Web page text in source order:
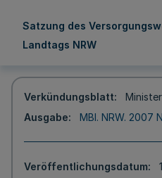
Satzung des
Landtags NRW
Verkündungsblatt
Ausgabe
MBl. NRW. 2007
Veröffentlichungsdatum